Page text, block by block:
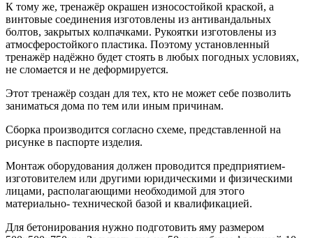
К тому же, тренажёр окрашен износостойкой краской, а
винтовые соединения изготовлены из антивандальных
болтов, закрытых колпачками. Рукоятки изготовлены из
атмосферостойкого пластика. Поэтому установленный
тренажёр надёжно будет стоять в любых погодных условиях,
не сломается и не деформируется.
Этот тренажёр создан для тех, кто не может себе позволить
заниматься дома по тем или иным причинам.
Сборка производится согласно схеме, представленной на
рисунке в паспорте изделия.
Монтаж оборудования должен проводится предприятием-
изготовителем или другими юридическими и физическими
лицами, располагающими необходимой для этого
материально- технической базой и квалификацией.
Для бетонирования нужно подготовить яму размером